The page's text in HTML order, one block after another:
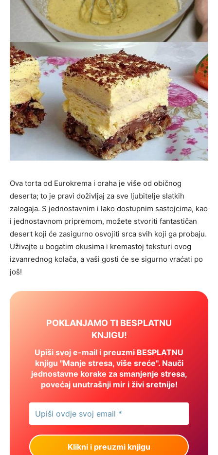
Ova torta od Eurokrema i oraha je više od običnog
deserta; to je pravi doživljaj za sve ljubitelje slatkih
zalogaja. S jednostavnim i lako dostupnim sastojcima, kao
i jednostavnom pripremom, možete stvoriti fantastičan
desert koji će zasigurno osvojiti srca svih koji ga probaju.
Uživajte u bogatim okusima i kremastoj teksturi ovog
izvanrednog kolača, a vaši gosti će se sigurno vraćati po
još!
POKLANJAMO TI BESPLATNU
KNJIGU!
Upiši svoj e-mail i preuzmi BESPLATNU
knjigu "Manje stresa, više sreće". Nauči
jednostavne korake za smanjenje stresa,
povećaj unutrašnji mir i živi sretnije!